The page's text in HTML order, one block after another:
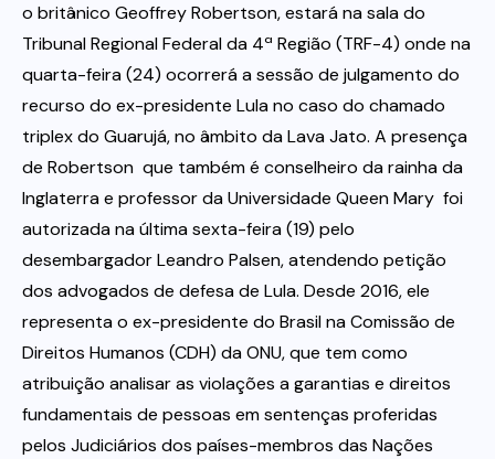
o britânico Geoffrey Robertson, estará na sala do
Tribunal Regional Federal da 4ª Região (TRF-4) onde na
quarta-feira (24) ocorrerá a sessão de julgamento do
recurso do ex-presidente Lula no caso do chamado
triplex do Guarujá, no âmbito da Lava Jato. A presença
de Robertson  que também é conselheiro da rainha da
Inglaterra e professor da Universidade Queen Mary  foi
autorizada na última sexta-feira (19) pelo
desembargador Leandro Palsen, atendendo petição
dos advogados de defesa de Lula. Desde 2016, ele
representa o ex-presidente do Brasil na Comissão de
Direitos Humanos (CDH) da ONU, que tem como
atribuição analisar as violações a garantias e direitos
fundamentais de pessoas em sentenças proferidas
pelos Judiciários dos países-membros das Nações